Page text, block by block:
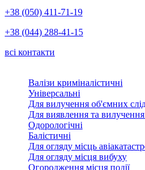
+38 (050) 411-71-19
+38 (044) 288-41-15
всі контакти
Валізи криміналістичні
Універсальні
Для вилучення об'ємних
Для виявлення та вилучення
Одорологічні
Балістичні
Для огляду місць
Для огляду місця вибуху
Огородження місця події